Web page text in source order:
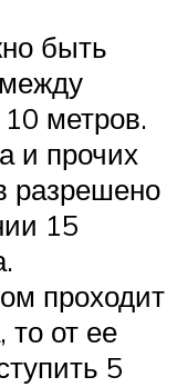
быть
метров.
и прочих
разрешено
15
проходит
то от ее
5